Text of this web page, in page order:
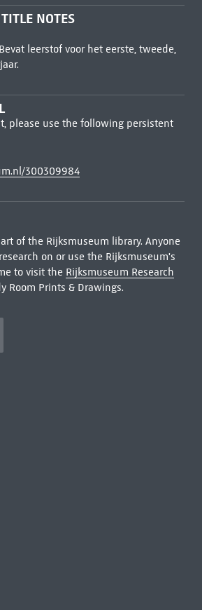
NOTES
leerstof voor het eerste, tweede,
please use the following persistent
300309984
of the Rijksmuseum library. Anyone
on or use the Rijksmuseum's
to visit the Rijksmuseum Research
Room Prints & Drawings.